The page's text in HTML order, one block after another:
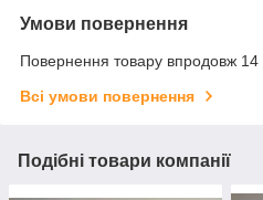
Умови повернення
Повернення товару впродовж 14
Всі умови повернення
Подібні товари компанії